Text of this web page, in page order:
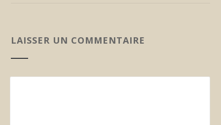
LAISSER UN COMMENTAIRE